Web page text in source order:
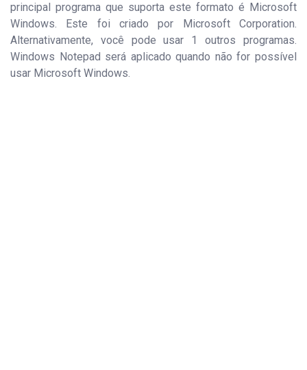
principal programa que suporta este formato é Microsoft
Windows. Este foi criado por Microsoft Corporation.
Alternativamente, você pode usar 1 outros programas.
Windows Notepad será aplicado quando não for possível
usar Microsoft Windows.